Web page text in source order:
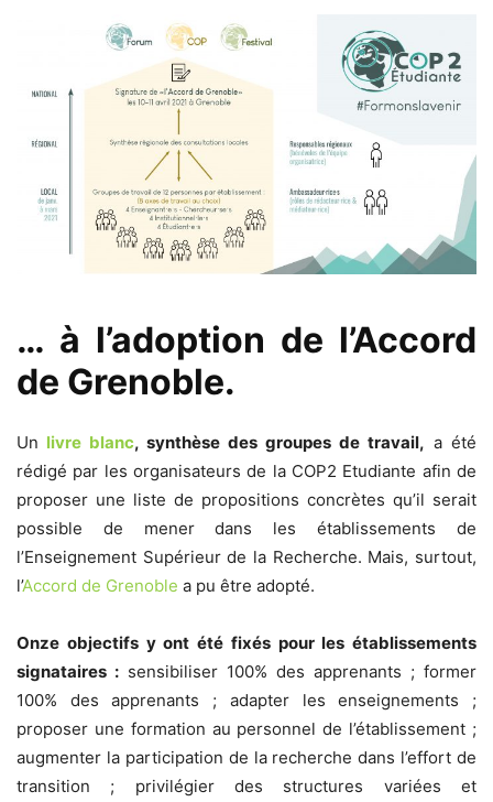
… à l’adoption de l’Accord
de Grenoble.
Un livre blanc, synthèse des groupes de travail, a été
rédigé par les organisateurs de la COP2 Etudiante afin de
proposer une liste de propositions concrètes qu’il serait
possible de mener dans les établissements de
l’Enseignement Supérieur de la Recherche. Mais, surtout,
l’Accord de Grenoble a pu être adopté.
Onze objectifs y ont été fixés pour les établissements
signataires : sensibiliser 100% des apprenants ; former
100% des apprenants ; adapter les enseignements ;
proposer une formation au personnel de l’établissement ;
augmenter la participation de la recherche dans l’effort de
transition ; privilégier des structures variées et